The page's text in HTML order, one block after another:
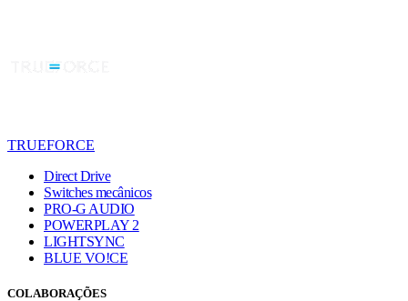
TRUEFORCE
Direct Drive
Switches mecânicos
PRO-G AUDIO
POWERPLAY 2
LIGHTSYNC
BLUE VO!CE
COLABORAÇÕES